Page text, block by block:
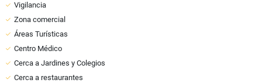
Vigilancia
Zona comercial
Áreas Turísticas
Centro Médico
Cerca a Jardines y Colegios
Cerca a restaurantes